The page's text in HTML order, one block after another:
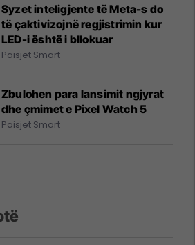
Syzet inteligjente të Meta-s do
të çaktivizojnë regjistrimin kur
LED-i është i bllokuar
Paisjet Smart
Zbulohen para lansimit ngjyrat
dhe çmimet e Pixel Watch 5
Paisjet Smart